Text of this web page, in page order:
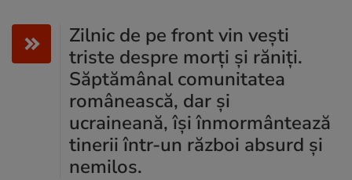
Zilnic de pe front vin vești
triste despre morți și răniți.
Săptămânal comunitatea
românească, dar și
ucraineană, își înmormântează
tinerii într-un război absurd și
nemilos.